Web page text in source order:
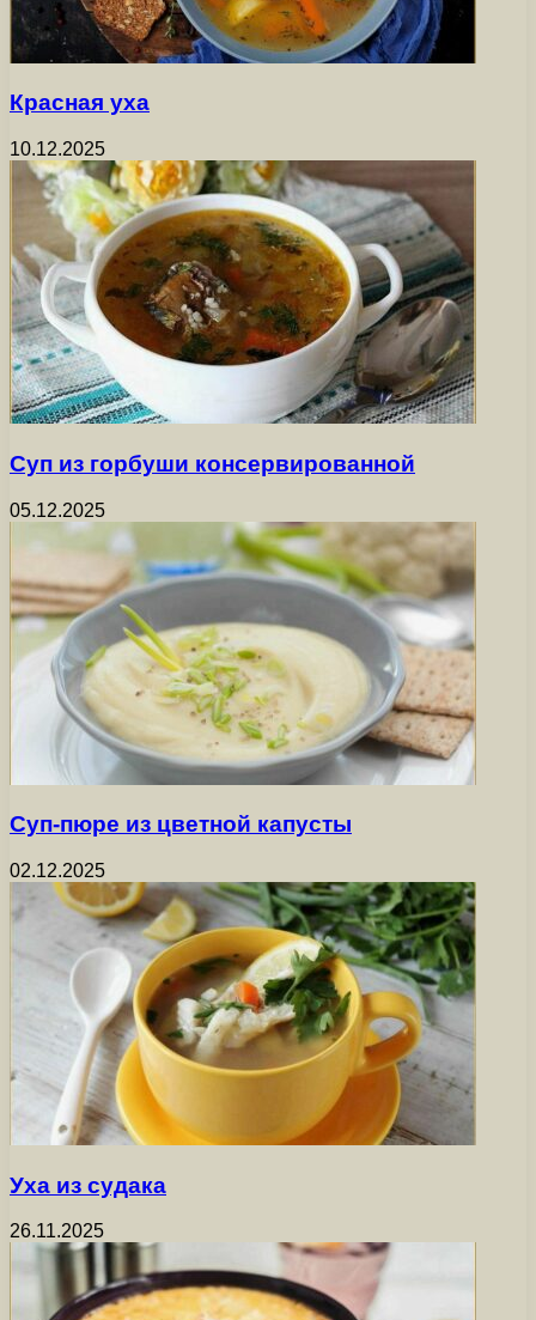
Красная уха
10.12.2025
Суп из горбуши консервированной
05.12.2025
Суп-пюре из цветной капусты
02.12.2025
Уха из судака
26.11.2025